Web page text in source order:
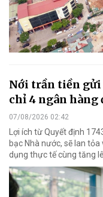
Nới trần tiền gửi
chỉ 4 ngân hàng
07/08/2026 02:42
Lợi ích từ Quyết định
bạc Nhà nước, sẽ lan
dụng thực tế cùng tăng